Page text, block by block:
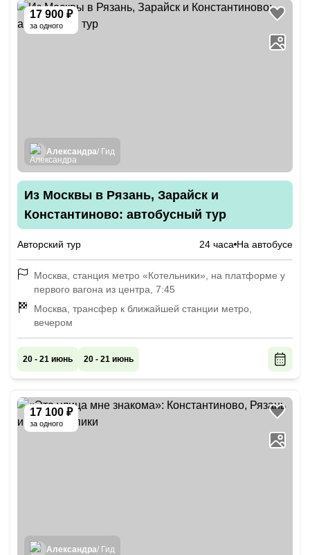
17 900 ₽
за одного
Александра/ Гид
Из Москвы в Рязань, Зарайск и
Константиново: автобусный тур
Авторский тур 24 часа На автобусе
Москва, станция метро «Котельники», на платформе у
первого вагона из центра, 7:45
Москва, трансфер к ближайшей станции метро,
вечером
20 - 21 июнь 20 - 21 июнь
17 100 ₽
за одного
Александра/ Гид